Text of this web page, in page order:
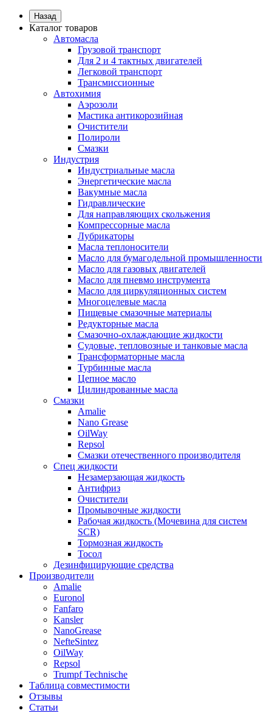
Назад
Каталог товаров
Автомасла
Грузовой транспорт
Для 2 и 4 тактных двигателей
Легковой транспорт
Трансмиссионные
Автохимия
Аэрозоли
Мастика антикорозийная
Очистители
Полироли
Смазки
Индустрия
Индустриальные масла
Энергетические масла
Вакумные масла
Гидравлические
Для направляющих скольжения
Компрессорные масла
Лубрикаторы
Масла теплоносители
Масло для бумагодельной промышленности
Масло для газовых двигателей
Масло для пневмо инструмента
Масло для циркуляционных систем
Многоцелевые масла
Пищевые смазочные материалы
Редукторные масла
Смазочно-охлаждающие жидкости
Судовые, тепловозные и танковые масла
Трансформаторные масла
Турбинные масла
Цепное масло
Цилиндрованные масла
Смазки
Amalie
Nano Grease
OilWay
Repsol
Смазки отечественного производителя
Спец жидкости
Незамерзающая жидкость
Антифриз
Очистители
Промывочные жидкости
Рабочая жидкость (Мочевина для систем
SCR)
Тормозная жидкость
Тосол
Дезинфицирующие средства
Производители
Amalie
Euronol
Fanfaro
Kansler
NanoGrease
NefteSintez
OilWay
Repsol
Trumpf Technische
Таблица совместимости
Отзывы
Статьи